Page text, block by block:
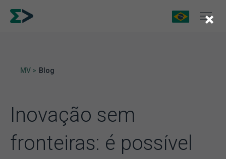
MV > Blog
Inovação sem
fronteiras: é possível
×